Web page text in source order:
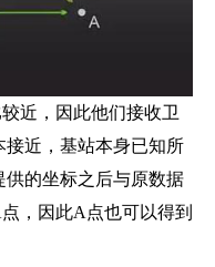
近，因此他们接收卫
近，基站本身已知所
的坐标之后与原数据
，因此A点也可以得到